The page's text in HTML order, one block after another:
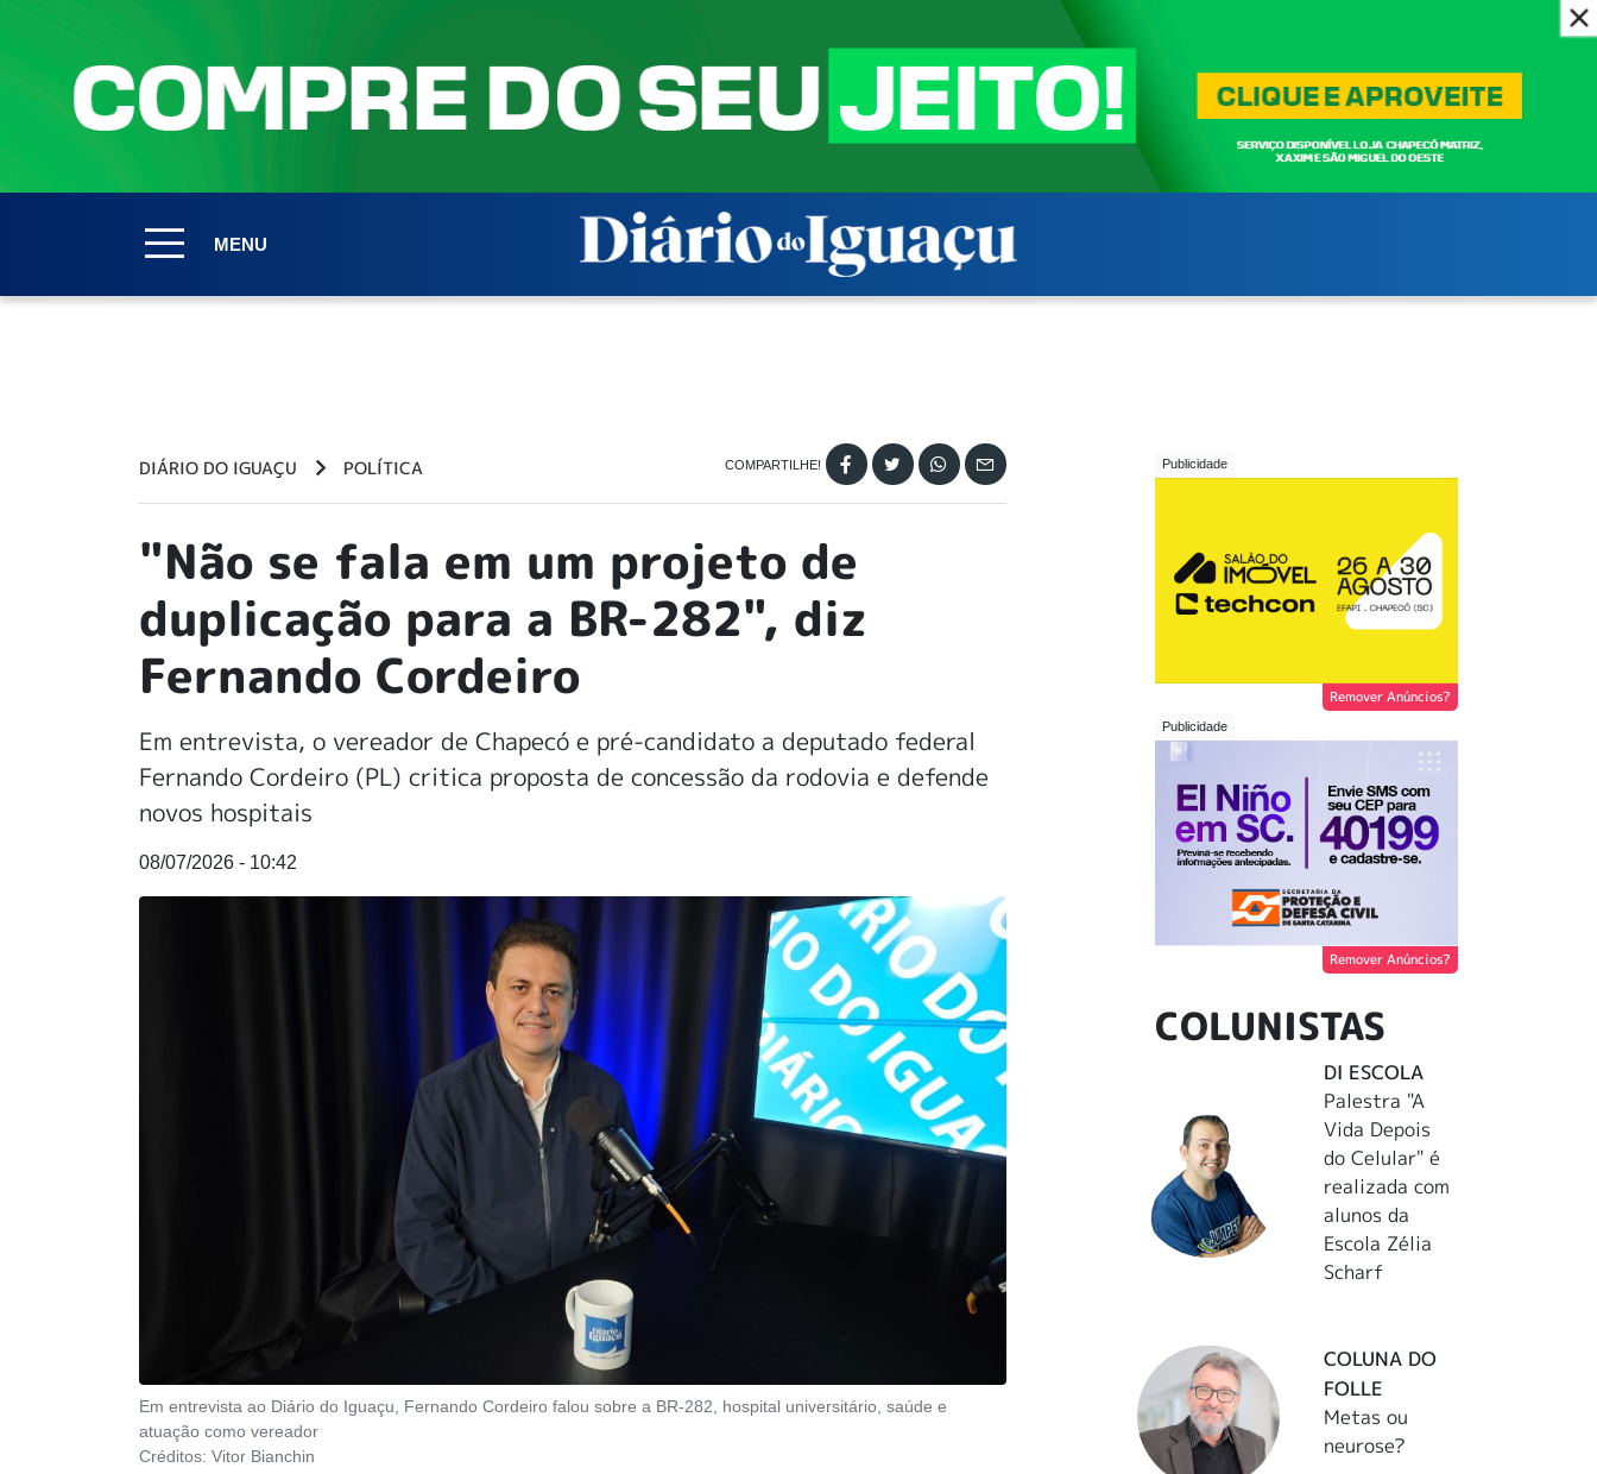
MENU
DIÁRIO DO IGUAÇU POLÍTICA
"Não se fala em um projeto de
duplicação para a BR-282", diz
Fernando Cordeiro
Em entrevista, o vereador de Chapecó e pré-candidato a deputado federal
Fernando Cordeiro (PL) critica proposta de concessão da rodovia e defende
novos hospitais
08/07/2026 - 10:42
Em entrevista ao Diário do Iguaçu, Fernando Cordeiro falou sobre a BR-282, hospital universitário, saúde e
atuação como vereador
Créditos: Vitor Bianchin
Remover Anúncios?
Remover Anúncios?
COLUNISTAS
DI ESCOLA
Palestra "A
Vida Depois
do Celular" é
realizada com
alunos da
Escola Zélia
Scharf
COLUNA DO
FOLLE
Metas ou
neurose?